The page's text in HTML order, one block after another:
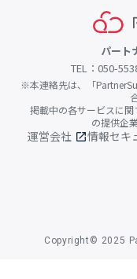
パート
TEL：050-
※本連絡先は、「
掲載中の各サービスに関
の提供企
運営会社 open_in_new情報セキ
Copyright© 2025